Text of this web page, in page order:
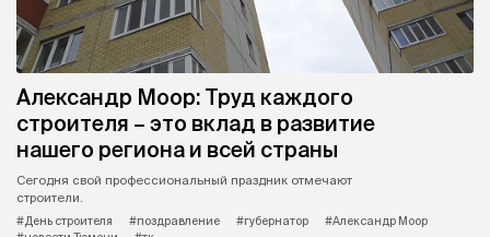
Александр Моор: Труд каждого
строителя – это вклад в развитие
нашего региона и всей страны
Сегодня свой профессиональный праздник отмечают
строители.
#День строителя
#поздравление #губернатор
#Александр Моор